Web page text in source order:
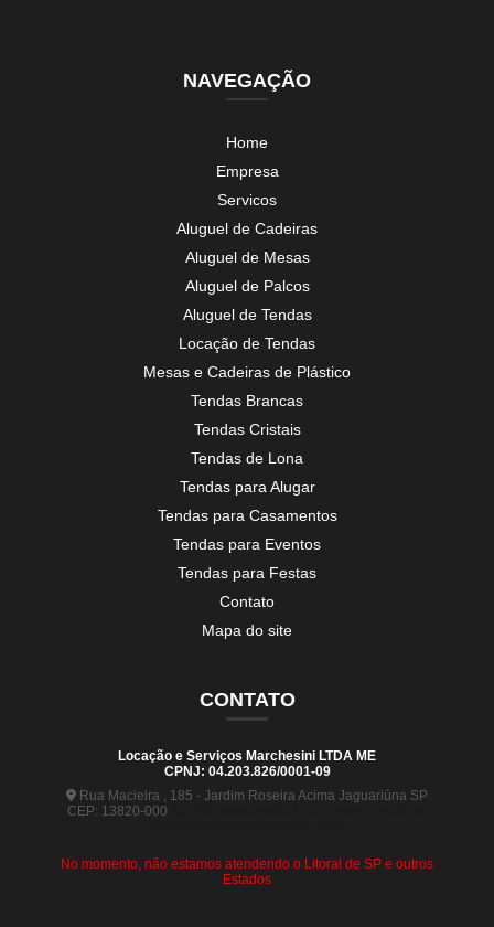
NAVEGAÇÃO
Home
Empresa
Servicos
Aluguel de Cadeiras
Aluguel de Mesas
Aluguel de Palcos
Aluguel de Tendas
Locação de Tendas
Mesas e Cadeiras de Plástico
Tendas Brancas
Tendas Cristais
Tendas de Lona
Tendas para Alugar
Tendas para Casamentos
Tendas para Eventos
Tendas para Festas
Contato
Mapa do site
CONTATO
Locação e Serviços Marchesini LTDA ME
CPNJ: 04.203.826/0001-09
Rua Macieira , 185 - Jardim Roseira Acima Jaguariúna SP
CEP: 13820-000
No momento, não estamos atendendo o Litoral de SP e outros
Estados